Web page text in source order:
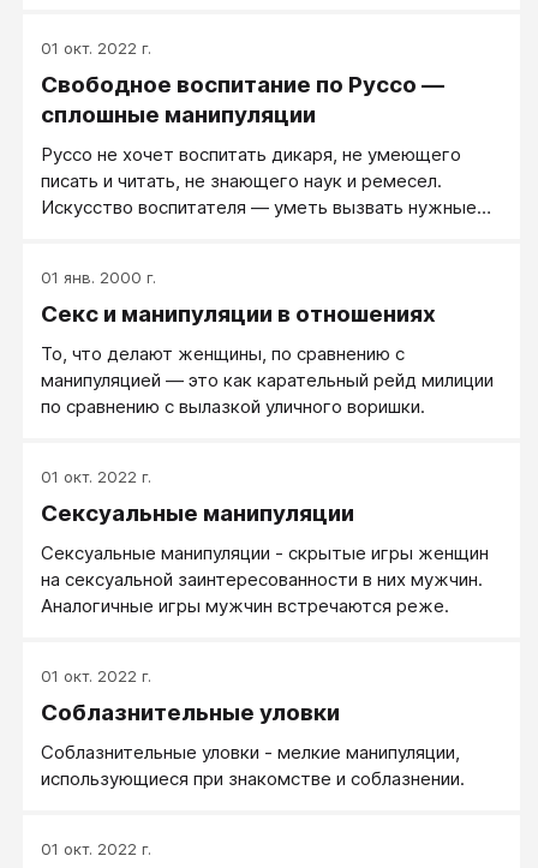
любви по материнской модели. Точнее, давно уже
сдавшие свои позиции и дрессируемые им.
01 окт. 2022 г.
Свободное воспитание по Руссо —
сплошные манипуляции
Руссо не хочет воспитать дикаря, не умеющего
писать и читать, не знающего наук и реме­сел.
Искусство воспитателя — уметь вызвать нужные
приучить Эмиля к нормальному, не слишком долгому
сну?
01 янв. 2000 г.
Секс и манипуляции в отношениях
То, что делают женщины, по сравнению с
манипуляцией — это как карательный рейд милиции
по сравнению с вылазкой уличного воришки.
01 окт. 2022 г.
Сексуальные манипуляции
​​​​​​​Сексуальные манипуляции - скрытые игры женщин
на сексуальной заинтересованности в них мужчин.
Аналогичные игры мужчин встречаются реже.
01 окт. 2022 г.
Соблазнительные уловки
Соблазнительные уловки - мелкие манипуляции,
использующиеся при знакомстве и соблазнении.
01 окт. 2022 г.